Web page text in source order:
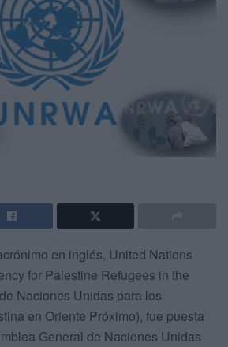
en inglés, United Nations
for Palestine Refugees in the
Naciones Unidas para los
en Oriente Próximo), fue puesta
General de Naciones Unidas